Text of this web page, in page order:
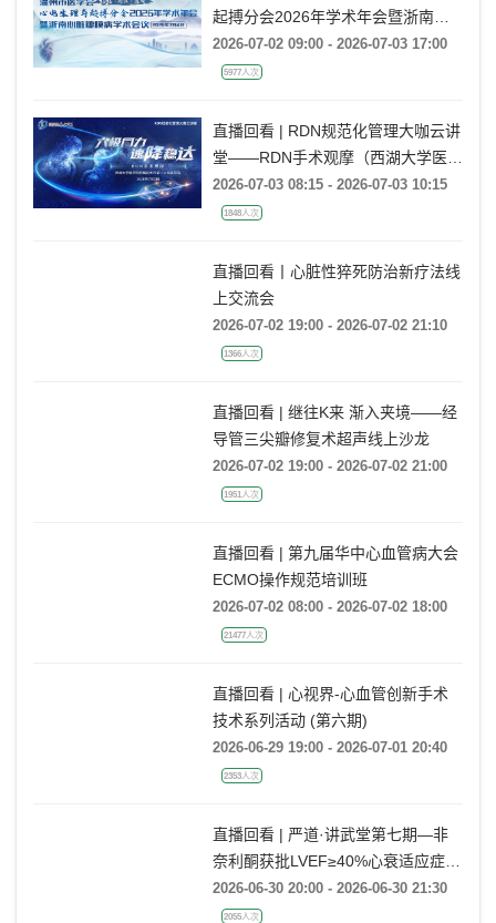
起搏分会2026年学术年会暨浙南心
脏瓣膜病学术会议
2026-07-02 09:00 - 2026-07-03 17:00
5977人次
直播回看 | RDN规范化管理大咖云讲
堂——RDN手术观摩（西湖大学医学
院附属杭州市第一人民医院站）
2026-07-03 08:15 - 2026-07-03 10:15
1848人次
直播回看丨心脏性猝死防治新疗法线
上交流会
2026-07-02 19:00 - 2026-07-02 21:10
1366人次
直播回看 | 继往K来 渐入夹境——经
导管三尖瓣修复术超声线上沙龙
2026-07-02 19:00 - 2026-07-02 21:00
1951人次
直播回看 | 第九届华中心血管病大会
ECMO操作规范培训班
2026-07-02 08:00 - 2026-07-02 18:00
21477人次
直播回看 | 心视界-心血管创新手术
技术系列活动 (第六期)
2026-06-29 19:00 - 2026-07-01 20:40
2353人次
直播回看 | 严道·讲武堂第七期—非
奈利酮获批LVEF≥40%心衰适应症，
临床到底怎么用？
2026-06-30 20:00 - 2026-06-30 21:30
2055人次